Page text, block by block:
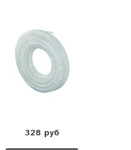
328 руб